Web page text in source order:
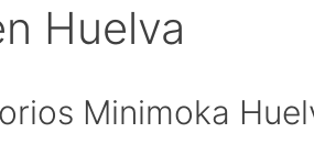
Huelva
Minimoka